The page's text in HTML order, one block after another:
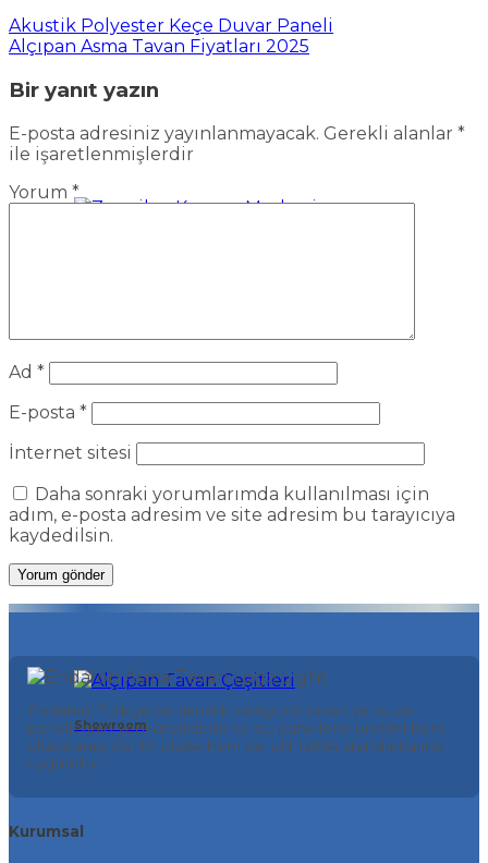
Showroom
Akustik Polyester Keçe Duvar Paneli
Alçıpan Asma Tavan Fiyatları 2025
Bir yanıt yazın
E-posta adresiniz yayınlanmayacak. Gerekli alanlar *
ile işaretlenmişlerdir
Yorum *
Ad *
E-posta *
İnternet sitesi
Daha sonraki yorumlarımda kullanılması için
adım, e-posta adresim ve site adresim bu tarayıcıya
kaydedilsin.
Endafon, Türkiye’de akustik camyünü tavan ve duvar
panellerinin yeni üreticisidir ve bu panellerin üretimi hem
uluslararası ASTM E1264 hem de EN 13964 standartlarına
uygundur.
Kurumsal